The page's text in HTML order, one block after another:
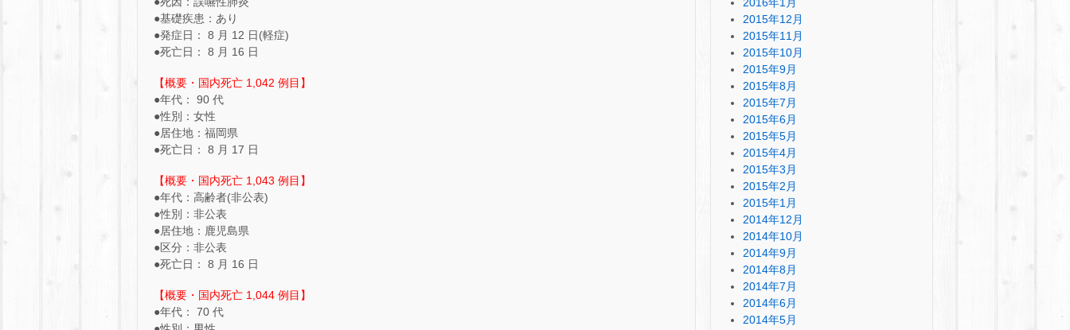
●基礎疾患：あり
●発症日： 8 月 12 日(軽症)
●死亡日： 8 月 16 日
【概要・国内死亡 1,042 例目】
●年代： 90 代
●性別：女性
●居住地：福岡県
●死亡日： 8 月 17 日
【概要・国内死亡 1,043 例目】
●年代：高齢者(非公表)
●性別：非公表
●居住地：鹿児島県
●区分：非公表
●死亡日： 8 月 16 日
【概要・国内死亡 1,044 例目】
●年代： 70 代
2015年12月
2015年11月
2015年10月
2015年9月
2015年8月
2015年7月
2015年6月
2015年5月
2015年4月
2015年3月
2015年2月
2015年1月
2014年12月
2014年10月
2014年9月
2014年8月
2014年7月
2014年6月
2014年5月